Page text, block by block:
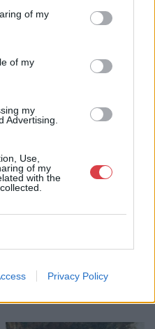
of my
of my
my
Advertising.
Use,
of my
with the
Privacy Policy
FESTMÉNY, GRAFIKA
14. tétel:
part, 1902
Kikiáltási ár:
19. és 20. századi
MEGTEKINTEM